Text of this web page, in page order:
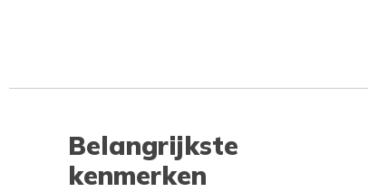
Belangrijkste
kenmerken